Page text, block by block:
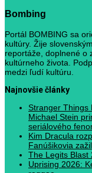
Bombing
Portál BOMBING sa
kultúry. Žije
reportáže, doplnené o
kultúrneho života.
medzi ľudí kultúru.
Najnovšie články
Stranger Things
Michael Stein
seriálového
Kim Dracula
Fanúšikovia
The Legits Blast
Uprising 2026: